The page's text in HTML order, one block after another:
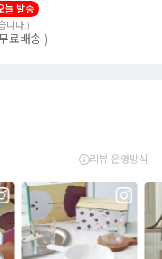
늘 발송
니다.)
료배송 )